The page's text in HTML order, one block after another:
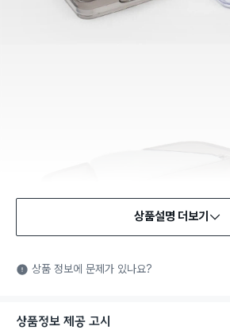
식품용 기구: 식품위생법에서 정한 규
는 식품첨가물에 사용할 수 있는 식품
상품설명 더보기
상품 정보에 문제가 있나요?
상품정보 제공 고시